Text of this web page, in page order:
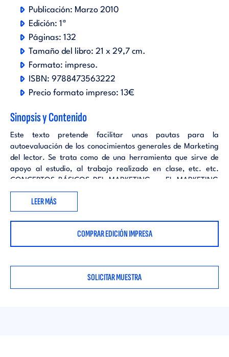
Publicación: Marzo 2010
Edición: 1ª
Páginas: 132
Tamaño del libro: 21 x 29,7 cm.
Formato: impreso.
ISBN: 9788473563222
Precio formato impreso: 13€
Sinopsis y Contenido
Este texto pretende facilitar unas pautas para la
autoevaluación de los conocimientos generales de Marketing
del lector. Se trata como de una herramienta que sirve de
apoyo al estudio, al trabajo realizado en clase, etc. etc.
CONCEPTOS BÁSICOS DEL MARKETING .-. EL MARKETING
EN LA ECONOMÍA DE LA EMPRESA .-. EL MARKETING
SECTORIAL .-. EL MERCADO Y LA COMPETENCIA .-. LA
LEER MÁS
COMPRAR EDICIÓN IMPRESA
SOLICITAR MUESTRA